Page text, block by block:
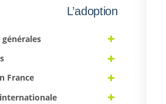
L’adoption
France